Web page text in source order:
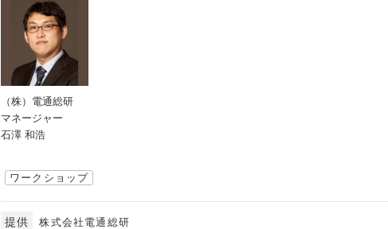
（株）電通総研
マネージャー
石澤 和浩
ワークショップ
提供 株式会社電通総研